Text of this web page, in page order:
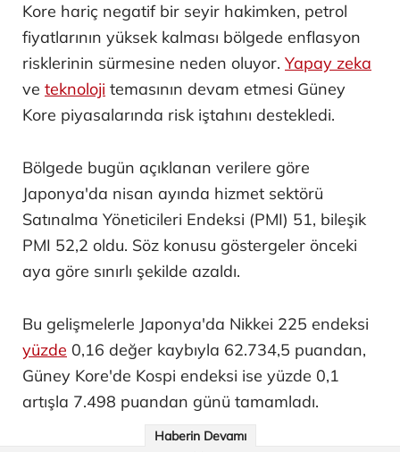
Kore hariç negatif bir seyir hakimken, petrol
fiyatlarının yüksek kalması bölgede enflasyon
risklerinin sürmesine neden oluyor. Yapay zeka
ve teknoloji temasının devam etmesi Güney
Kore piyasalarında risk iştahını destekledi.
Bölgede bugün açıklanan verilere göre
Japonya'da nisan ayında hizmet sektörü
Satınalma Yöneticileri Endeksi (PMI) 51, bileşik
PMI 52,2 oldu. Söz konusu göstergeler önceki
aya göre sınırlı şekilde azaldı.
Bu gelişmelerle Japonya'da Nikkei 225 endeksi
yüzde 0,16 değer kaybıyla 62.734,5 puandan,
Güney Kore'de Kospi endeksi ise yüzde 0,1
artışla 7.498 puandan günü tamamladı.
Haberin Devamı